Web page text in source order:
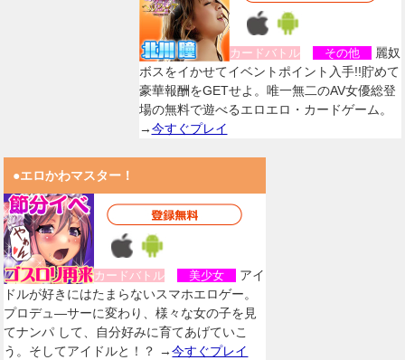
カードバトル その他
麗奴
ボスをイかせてイベントポイント入手!!貯めて
豪華報酬をGETせよ。唯一無二のAV女優総登
場の無料で遊べるエロエロ・カードゲーム。
→今すぐプレイ
●エロかわマスター！
カードバトル 美少女
アイ
ドルが好きにはたまらないスマホエロゲー。
プロデュ―サーに変わり、様々な女の子を見
てナンパ して、自分好みに育てあげていこ
う。そしてアイドルと！？ →今すぐプレイ